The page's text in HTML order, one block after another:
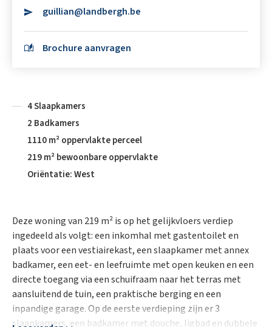
guillian@landbergh.be
Brochure aanvragen
4 Slaapkamers
2 Badkamers
1110 m² oppervlakte perceel
219 m² bewoonbare oppervlakte
Oriëntatie: West
Deze woning van 219 m² is op het gelijkvloers verdiep
ingedeeld als volgt: een inkomhal met gastentoilet en
plaats voor een vestiairekast, een slaapkamer met annex
badkamer, een eet- en leefruimte met open keuken en een
directe toegang via een schuifraam naar het terras met
aansluitend de tuin, een praktische berging en een
inpandige garage. Op de eerste verdieping zijn er 3
slaapkamers, een badkamer met douche, ligbad en dubbele